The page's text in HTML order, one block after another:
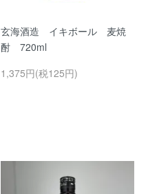
玄海酒造 イキボール 麦焼
酎 720ml
1,375円(税125円)